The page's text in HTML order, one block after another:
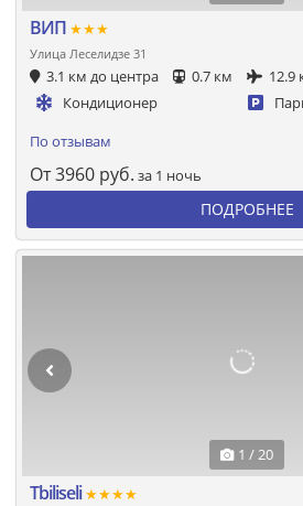
ВИП ★★★
Улица Леселидзе 31
3.1 км до центра 0.7 км
12.9
Кондиционер
По отзывам
От3960 руб. за 1 ночь
ПОДРОБНЕЕ
1 / 20
Tbiliseli★★★★